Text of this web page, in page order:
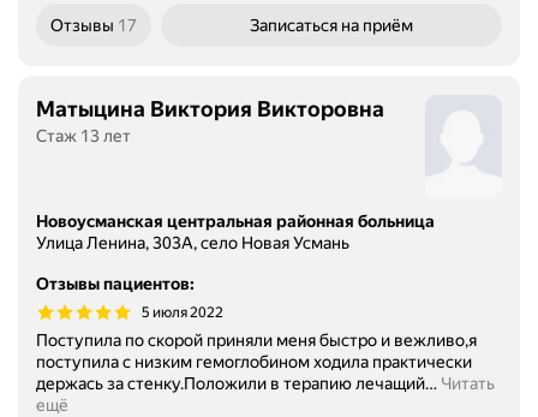
Отзывы 17 Записаться на приём
Матыцина Виктория Викторовна
Стаж 13 лет
Новоусманская центральная районная больница
Улица Ленина, 303А, село Новая Усмань
Отзывы пациентов:
5 июля 2022
Поступила по скорой приняли меня быстро и вежливо,я
поступила с низким гемоглобином ходила практически
держась за стенку.Положили в терапию лечащий… Читать
ещё